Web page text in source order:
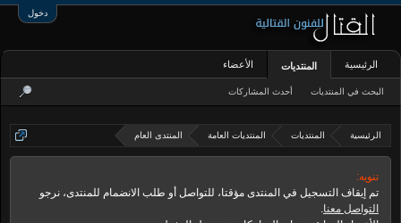
دخول
الرئيسية المنتديات المنتديات العامة المنتدى العام
تنويه:
تم إيقاف التسجيل في المنتدى مؤقتا، للتواصل أو طلب الانضمام للمنتدى، نرجو
التواصل معنا.
الرئيسية المنتديات
البحث في المنتديات أحدث المشاركات
الأعضاء